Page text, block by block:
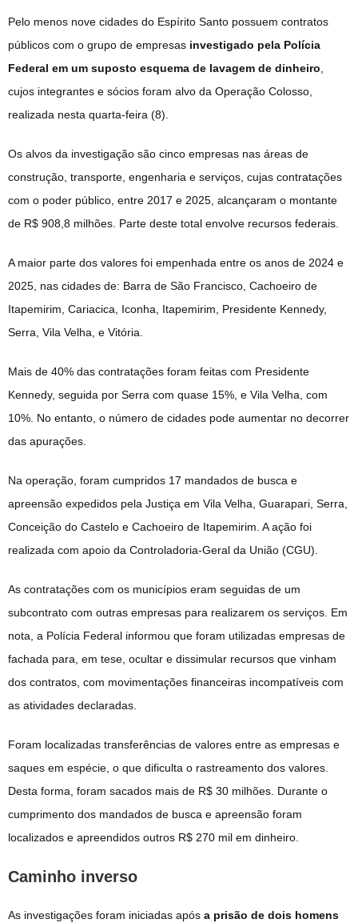
Pelo menos nove cidades do Espírito Santo possuem contratos
públicos com o grupo de empresas investigado pela Polícia
Federal em um suposto esquema de lavagem de dinheiro,
cujos integrantes e sócios foram alvo da Operação Colosso,
realizada nesta quarta-feira (8).
Os alvos da investigação são cinco empresas nas áreas de
construção, transporte, engenharia e serviços, cujas contratações
com o poder público, entre 2017 e 2025, alcançaram o montante
de R$ 908,8 milhões. Parte deste total envolve recursos federais.
A maior parte dos valores foi empenhada entre os anos de 2024 e
2025, nas cidades de: Barra de São Francisco, Cachoeiro de
Itapemirim, Cariacica, Iconha, Itapemirim, Presidente Kennedy,
Serra, Vila Velha, e Vitória.
Mais de 40% das contratações foram feitas com Presidente
Kennedy, seguida por Serra com quase 15%, e Vila Velha, com
10%. No entanto, o número de cidades pode aumentar no decorrer
das apurações.
Na operação, foram cumpridos 17 mandados de busca e
apreensão expedidos pela Justiça em Vila Velha, Guarapari, Serra,
Conceição do Castelo e Cachoeiro de Itapemirim. A ação foi
realizada com apoio da Controladoria-Geral da União (CGU).
As contratações com os municípios eram seguidas de um
subcontrato com outras empresas para realizarem os serviços. Em
nota, a Polícia Federal informou que foram utilizadas empresas de
fachada para, em tese, ocultar e dissimular recursos que vinham
dos contratos, com movimentações financeiras incompatíveis com
as atividades declaradas.
Foram localizadas transferências de valores entre as empresas e
saques em espécie, o que dificulta o rastreamento dos valores.
Desta forma, foram sacados mais de R$ 30 milhões. Durante o
cumprimento dos mandados de busca e apreensão foram
localizados e apreendidos outros R$ 270 mil em dinheiro.
Caminho inverso
As investigações foram iniciadas após a prisão de dois homens